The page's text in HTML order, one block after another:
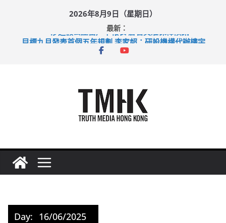
2026年8月9日（星期日）
最新：
涉造假公屋富戶申報表 倉管員准保釋候訊
Day: 16/06/2025